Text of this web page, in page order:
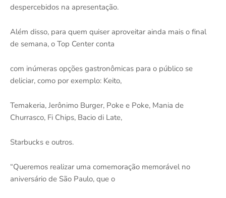
despercebidos na apresentação.
Além disso, para quem quiser aproveitar ainda mais o final
de semana, o Top Center conta
com inúmeras opções gastronômicas para o público se
deliciar, como por exemplo: Keito,
Temakeria, Jerônimo Burger, Poke e Poke, Mania de
Churrasco, Fi Chips, Bacio di Late,
Starbucks e outros.
“Queremos realizar uma comemoração memorável no
aniversário de São Paulo, que o